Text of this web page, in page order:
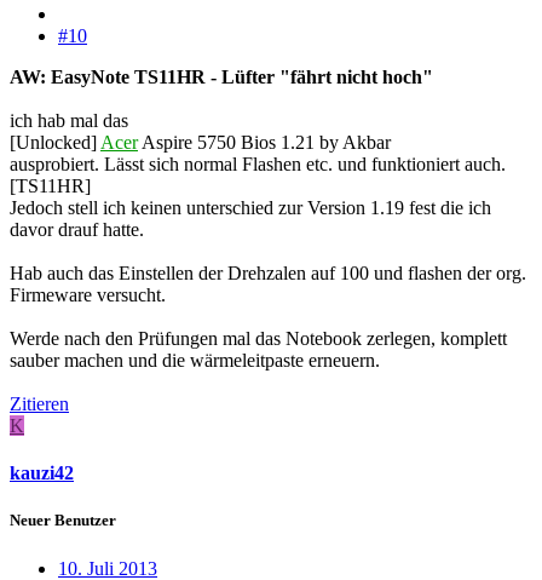
#10
AW: EasyNote TS11HR - Lüfter "fährt nicht hoch"
ich hab mal das
[Unlocked] AcerAspire 5750 Bios 1.21 by Akbar
ausprobiert. Lässt sich normal Flashen etc. und funktioniert auch.
[TS11HR]
Jedoch stell ich keinen unterschied zur Version 1.19 fest die ich
davor drauf hatte.
Hab auch das Einstellen der Drehzalen auf 100 und flashen der org.
Firmeware versucht.
Werde nach den Prüfungen mal das Notebook zerlegen, komplett
sauber machen und die wärmeleitpaste erneuern.
Zitieren
K
kauzi42
Neuer Benutzer
10. Juli 2013